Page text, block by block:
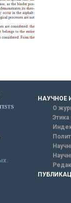
НАУЧНОЕ
О
Этика